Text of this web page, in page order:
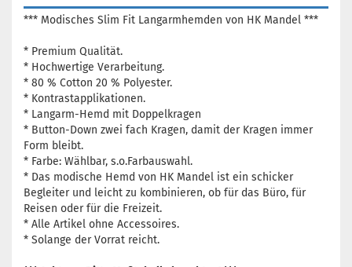
*** Modisches Slim Fit Langarmhemden von HK Mandel ***
* Premium Qualität.
* Hochwertige Verarbeitung.
* 80 % Cotton 20 % Polyester.
* Kontrastapplikationen.
* Langarm-Hemd mit Doppelkragen
* Button-Down zwei fach Kragen, damit der Kragen immer
Form bleibt.
* Farbe: Wählbar, s.o.Farbauswahl.
* Das modische Hemd von HK Mandel ist ein schicker
Begleiter und leicht zu kombinieren, ob für das Büro, für
Reisen oder für die Freizeit.
* Alle Artikel ohne Accessoires.
* Solange der Vorrat reicht.